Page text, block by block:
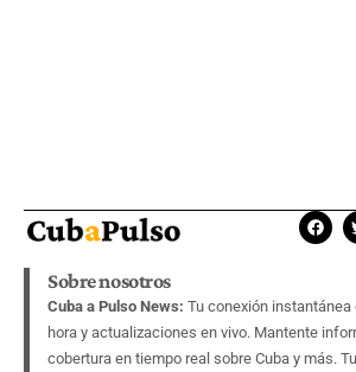
Sobre nosotros
Cuba a Pulso News: Tu conexión
hora y actualizaciones en vivo. Mantente
cobertura en tiempo real sobre Cuba y más.